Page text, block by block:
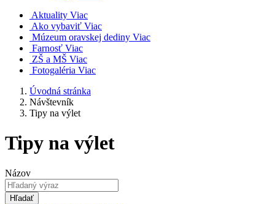
Aktuality Viac
Ako vybaviť Viac
Múzeum oravskej dediny Viac
Farnosť Viac
ZŠ a MŠ Viac
Fotogaléria Viac
Úvodná stránka
Návštevník
Tipy na výlet
Tipy na výlet
Názov
Hľadať